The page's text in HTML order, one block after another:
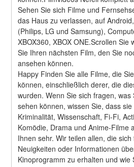
Sehen Sie sich Filme und
das Haus zu verlassen, auf
(Philips, LG und Samsung),
XBOX360, XBOX ONE.Scrollen Sie
Sie Ihren nächsten Film, den Sie
ansehen können.
Happy Finden Sie alle Filme, die
können, einschließlich derer, die
wurden. Wenn Sie sich fragen,
sehen können, wissen Sie, dass
Kriminalität, Wissenschaft, Fi-Fi,
Komödie, Drama und Anime-Filme
Ihnen sehr. Wir teilen allen, die
Neuigkeiten oder Informationen
Kinoprogramm zu erhalten und wie